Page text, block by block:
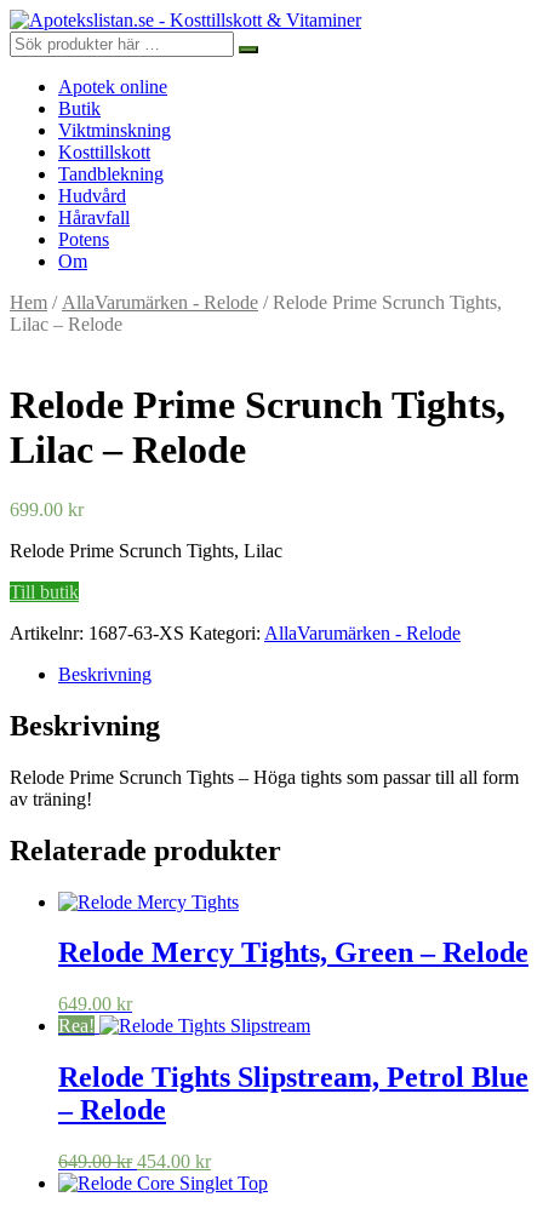
Apotek online
Butik
Viktminskning
Kosttillskott
Tandblekning
Hudvård
Håravfall
Potens
Om
Hem / AllaVarumärken - Relode / Relode Prime Scrunch Tights,
Lilac – Relode
Relode Prime Scrunch Tights,
Lilac – Relode
699.00 kr
Relode Prime Scrunch Tights, Lilac
Till butik
Artikelnr: 1687-63-XS Kategori: AllaVarumärken - Relode
Beskrivning
Beskrivning
Relode Prime Scrunch Tights – Höga tights som passar till all form
av träning!
Relaterade produkter
Relode Mercy Tights, Green – Relode
649.00 kr
Rea!
Relode Tights Slipstream, Petrol Blue
– Relode
649.00kr Det
ursprungliga
454.00 krDet
nuvarande